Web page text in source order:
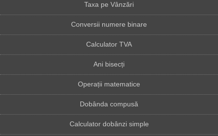
Taxa pe Vânzări
Conversii numere binare
Calculator TVA
Ani bisecți
Operații matematice
Dobânda compusă
Calculator dobânzi simple